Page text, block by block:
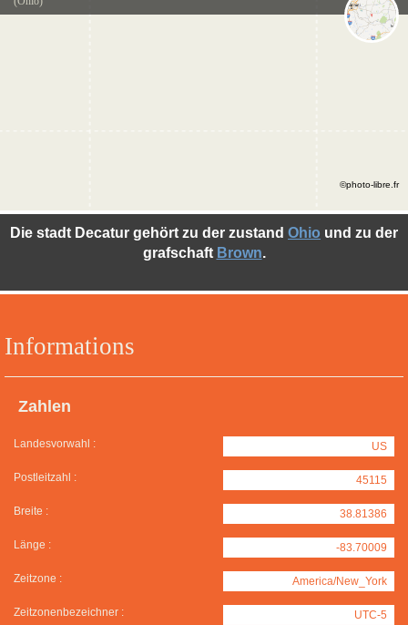
Informations
Zahlen
Landesvorwahl : US
Postleitzahl : 45115
Breite : 38.81386
Länge : -83.70009
Zeitzone : America/New_York
Zeitzonenbezeichner : UTC-5
Die stadt Decatur gehört zu der zustand Ohio und zu der
grafschaft Brown.
©photo-libre.fr